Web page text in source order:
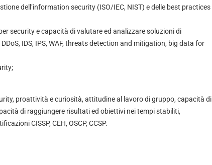
dell’information security (ISO/IEC, NIST) e delle best practices
security e capacità di valutare ed analizzare soluzioni di
IDS, IPS, WAF, threats detection and mitigation, big data for
proattività e curiosità, attitudine al lavoro di gruppo, capacità di
di raggiungere risultati ed obiettivi nei tempi stabiliti,
CISSP, CEH, OSCP, CCSP.